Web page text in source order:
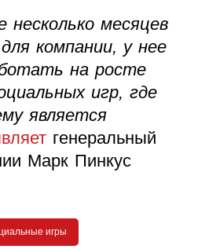
несколько месяцев
компании, у нее
на росте
игр, где
является
генеральный
Марк Пинкус
игры